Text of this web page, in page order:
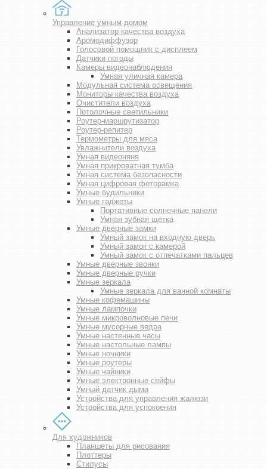
Управление умным домом
Анализатор качества воздуха
Аромодиффузор
Голосовой помощник с дисплеем
Датчики погоды
Камеры видеонаблюдения
Умная уличная камера
Модульная система освещения
Мониторы качества воздуха
Очистители воздуха
Потолочные светильники
Роутер-маршрутизатор
Роутер-репитер
Термометры для мяса
Увлажнители воздуха
Умная видеоняня
Умная прикроватная тумба
Умная система безопасности
Умная цифровая фоторамка
Умные будильники
Умные гаджеты
Портативные солнечные панели
Умная зубная щетка
Умные дверные замки
Умный замок на входную дверь
Умный замок с камерой
Умный замок с отпечатками пальцев
Умные дверные звонки
Умные дверные ручки
Умные зеркала
Умные зеркала для ванной комнаты
Умные кофемашины
Умные лампочки
Умные микроволновые печи
Умные мусорные ведра
Умные настенные часы
Умные настольные лампы
Умные ночники
Умные роутеры
Умные чайники
Умные электронные сейфы
Умный датчик дыма
Устройства для управления жалюзи
Устройства для успокоения
Для художников
Планшеты для рисования
Плоттеры
Стилусы